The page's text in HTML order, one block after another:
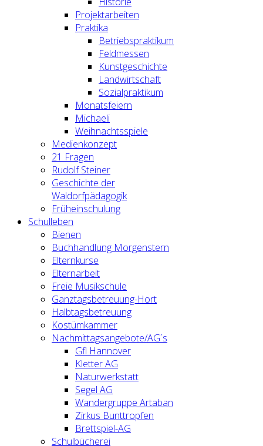
Projektarbeiten
Praktika
Betriebspraktikum
Feldmessen
Kunstgeschichte
Landwirtschaft
Sozialpraktikum
Monatsfeiern
Michaeli
Weihnachtsspiele
Medienkonzept
21 Fragen
Rudolf Steiner
Geschichte der
Waldorfpädagogik
Früheinschulung
Schulleben
Bienen
Buchhandlung Morgenstern
Elternkurse
Elternarbeit
Freie Musikschule
Ganztagsbetreuung-Hort
Halbtagsbetreuung
Kostümkammer
Nachmittagsangebote/AG´s
Gfl Hannover
Kletter AG
Naturwerkstatt
Segel AG
Wandergruppe Artaban
Zirkus Bunttropfen
Brettspiel-AG
Schulbücherei